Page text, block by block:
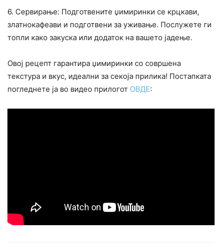
6. Сервирање: Подготвените џимиринки се крцкави,
златнокафеави и подготвени за уживање. Послужете ги
топли како закуска или додаток на вашето јадење.
Овој рецепт гарантира џимиринки со совршена
текстура и вкус, идеални за секоја прилика! Постапката
погледнете ја во видео прилогот ОВДЕ: